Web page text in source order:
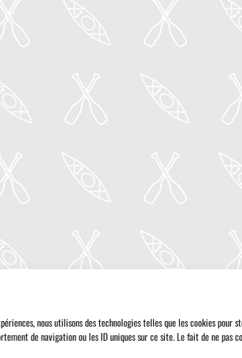
nous utilisons des technologies telles que les cookies
de navigation ou les ID uniques sur ce site. Le fait de ne